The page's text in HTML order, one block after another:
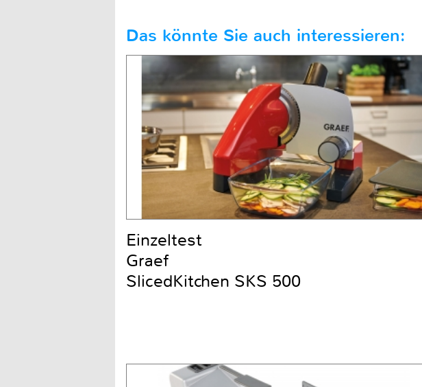
Das könnte Sie auch interessieren:
Einzeltest
Graef
SlicedKitchen SKS 500